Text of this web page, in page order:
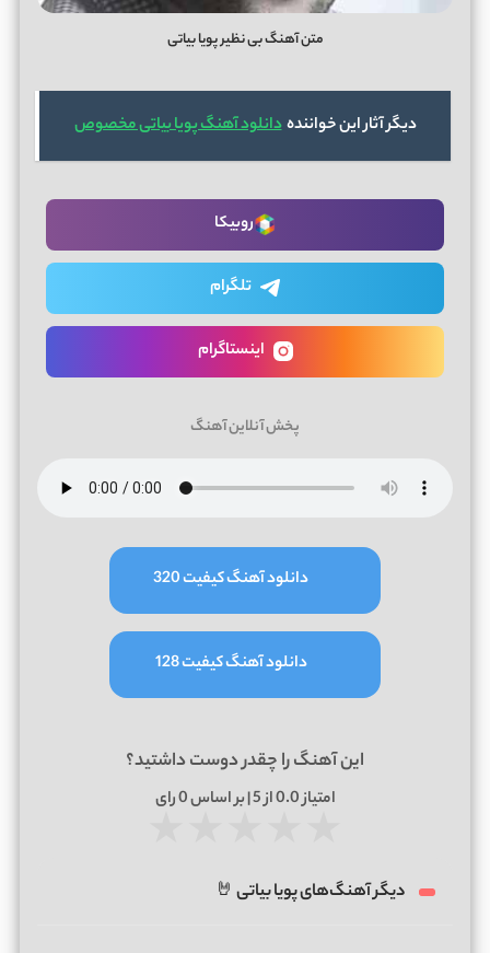
متن آهنگ بی نظیر پویا بیاتی
دیگر آثار این خوانندهدانلود آهنگ پویا بیاتی مخصوص
روبیکا
تلگرام
اینستاگرام
پخش آنلاین آهنگ
دانلود آهنگ کیفیت 320
دانلود آهنگ کیفیت 128
این آهنگ را چقدر دوست داشتید؟
امتیاز0.0از 5 | بر اساس 0رای
دیگر آهنگ‌های پویا بیاتی 🤘